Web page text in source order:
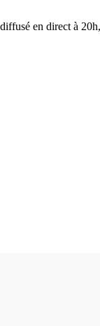
en direct à